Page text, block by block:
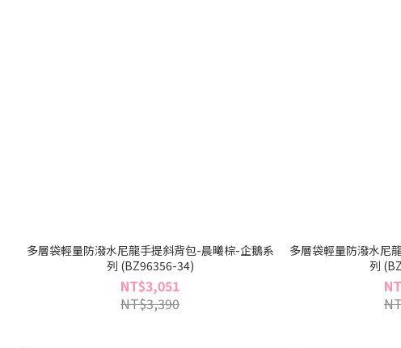
多層袋輕量防潑水尼龍手提斜背包-晨曦棕-企鵝系
列 (BZ96356-34)
NT$3,051
NT$3,390
多層袋輕量防潑水尼
列